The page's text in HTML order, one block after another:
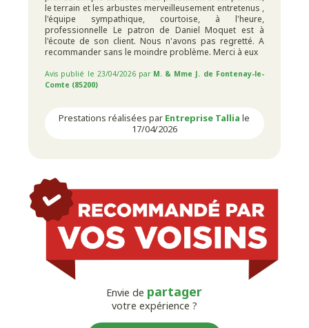
le terrain et les arbustes merveilleusement entretenus ,
l'équipe sympathique, courtoise, à l'heure,
professionnelle Le patron de Daniel Moquet est à
l'écoute de son client. Nous n'avons pas regretté. A
recommander sans le moindre problème. Merci à eux
Avis publié le 23/04/2026 par M. & Mme J. de Fontenay-le-
Comte (85200)
Prestations réalisées par Entreprise Tallia le
17/04/2026
Envie de partager
votre expérience ?